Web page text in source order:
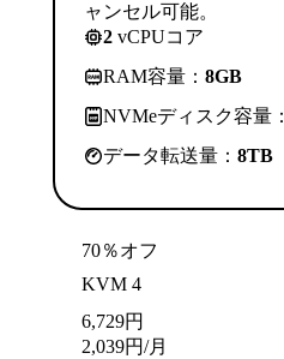
ャンセル可能。
2 vCPUコア
RAM容量： 8GB
NVMeディスク容量：
データ転送量： 8TB
70％オフ
KVM 4
6,729円
2,039円/月